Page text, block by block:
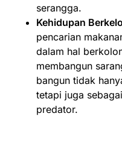
serangga.
Kehidupan
pencarian
dalam hal
membangun
bangun tidak
tetapi juga
predator.